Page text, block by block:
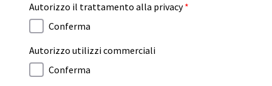
Autorizzo il trattamento alla privacy *
Conferma
Autorizzo utilizzi commerciali
Conferma